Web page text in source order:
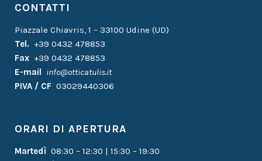
CONTATTI
Piazzale Chiavris, 1 – 33100 Udine (UD)
Tel. +39 0432 478853
Fax +39 0432 478853
E-mail info@otticatulis.it
PIVA / CF 03029440306
ORARI DI APERTURA
Martedì 08:30 – 12:30 | 15:30 – 19:30